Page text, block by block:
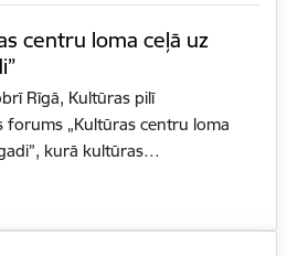
centru loma ceļā uz
Rīgā, Kultūras pilī
forums „Kultūras centru loma
kurā kultūras…